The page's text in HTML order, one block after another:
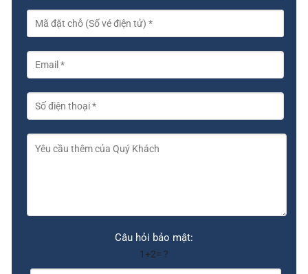
Câu hỏi bảo mật:
1+2= ?